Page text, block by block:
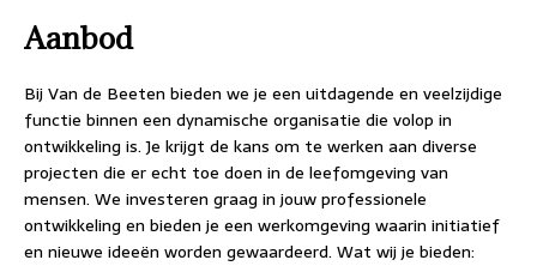
Aanbod
Bij Van de Beeten bieden we je een uitdagende en veelzijdige
functie binnen een dynamische organisatie die volop in
ontwikkeling is. Je krijgt de kans om te werken aan diverse
projecten die er echt toe doen in de leefomgeving van
mensen. We investeren graag in jouw professionele
ontwikkeling en bieden je een werkomgeving waarin initiatief
en nieuwe ideeën worden gewaardeerd. Wat wij je bieden: